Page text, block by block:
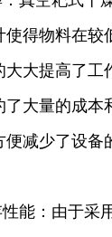
使得物料在较
大大提高了工
了大量的成本
便减少了设备
能：由于采